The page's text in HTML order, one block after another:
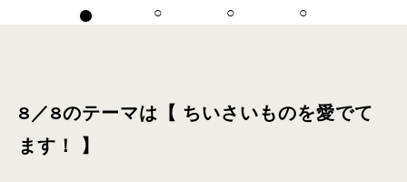
8／8のテーマは【 ちいさいものを愛でて
ます！ 】